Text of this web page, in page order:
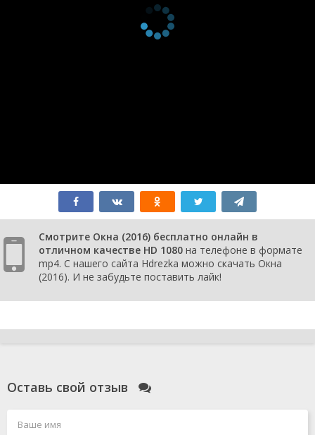
Смотрите Окна (2016) бесплатно онлайн в
отличном качестве HD 1080 на телефоне в формате
mp4. С нашего сайта Hdrezka можно скачать Окна
(2016). И не забудьте поставить лайк!
Оставь свой отзыв